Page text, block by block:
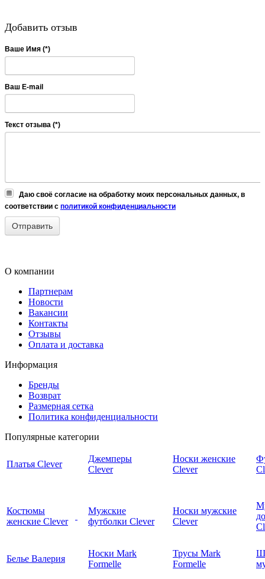
Добавить отзыв
Ваше Имя (*)
Ваш E-mail
Текст отзыва (*)
Даю своё согласие на обработку моих персональных данных, в
соответствии с политикой конфиденциальности
О компании
Партнерам
Новости
Вакансии
Контакты
Отзывы
Оплата и доставка
Информация
Бренды
Возврат
Размерная сетка
Политика конфиденциальности
Популярные категории
Платья Clever
Джемперы
Clever
Носки женские
Clever
Костюмы
женские Clever
Мужские
футболки Clever
Носки мужские
Clever
Белье Валерия
Носки Mark
Formelle
Трусы Mark
Formelle